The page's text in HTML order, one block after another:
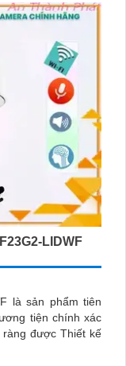
LIDWF
là sản phẩm tiên
tiện chính xác
được Thiết kế